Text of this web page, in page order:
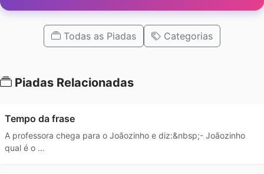
Todas as Piadas Categorias
Piadas Relacionadas
Tempo da frase
A professora chega para o Joãozinho e diz:&nbsp;- Joãozinho
qual é o …